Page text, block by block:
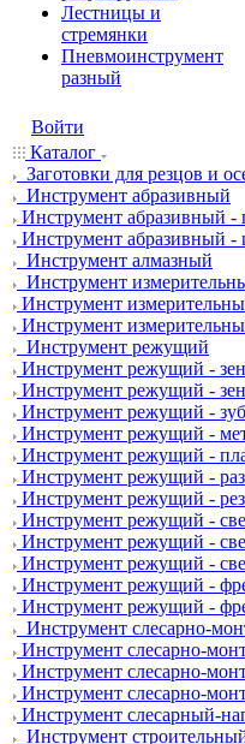
Лестницы и
стремянки
Пневмоинструмент
разный
Войти
Каталог
Заготовки для резцов и
Инструмент абразивный
Инструмент абразивный
Инструмент абразивный
Инструмент алмазный
Инструмент
Инструмент
Инструмент
Инструмент режущий
Инструмент режущий -
Инструмент режущий -
Инструмент режущий -
Инструмент режущий -
Инструмент режущий -
Инструмент режущий -
Инструмент режущий -
Инструмент режущий -
Инструмент режущий -
Инструмент режущий -
Инструмент режущий -
Инструмент режущий -
Инструмент слесарно-
Инструмент слесарно-
Инструмент слесарно-
Инструмент слесарно-
Инструмент слесарный-
Инструмент